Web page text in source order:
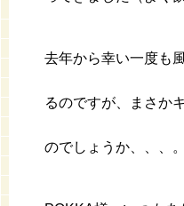
去年から幸い一度も
るのですが、まさか
のでしょうか、、、。